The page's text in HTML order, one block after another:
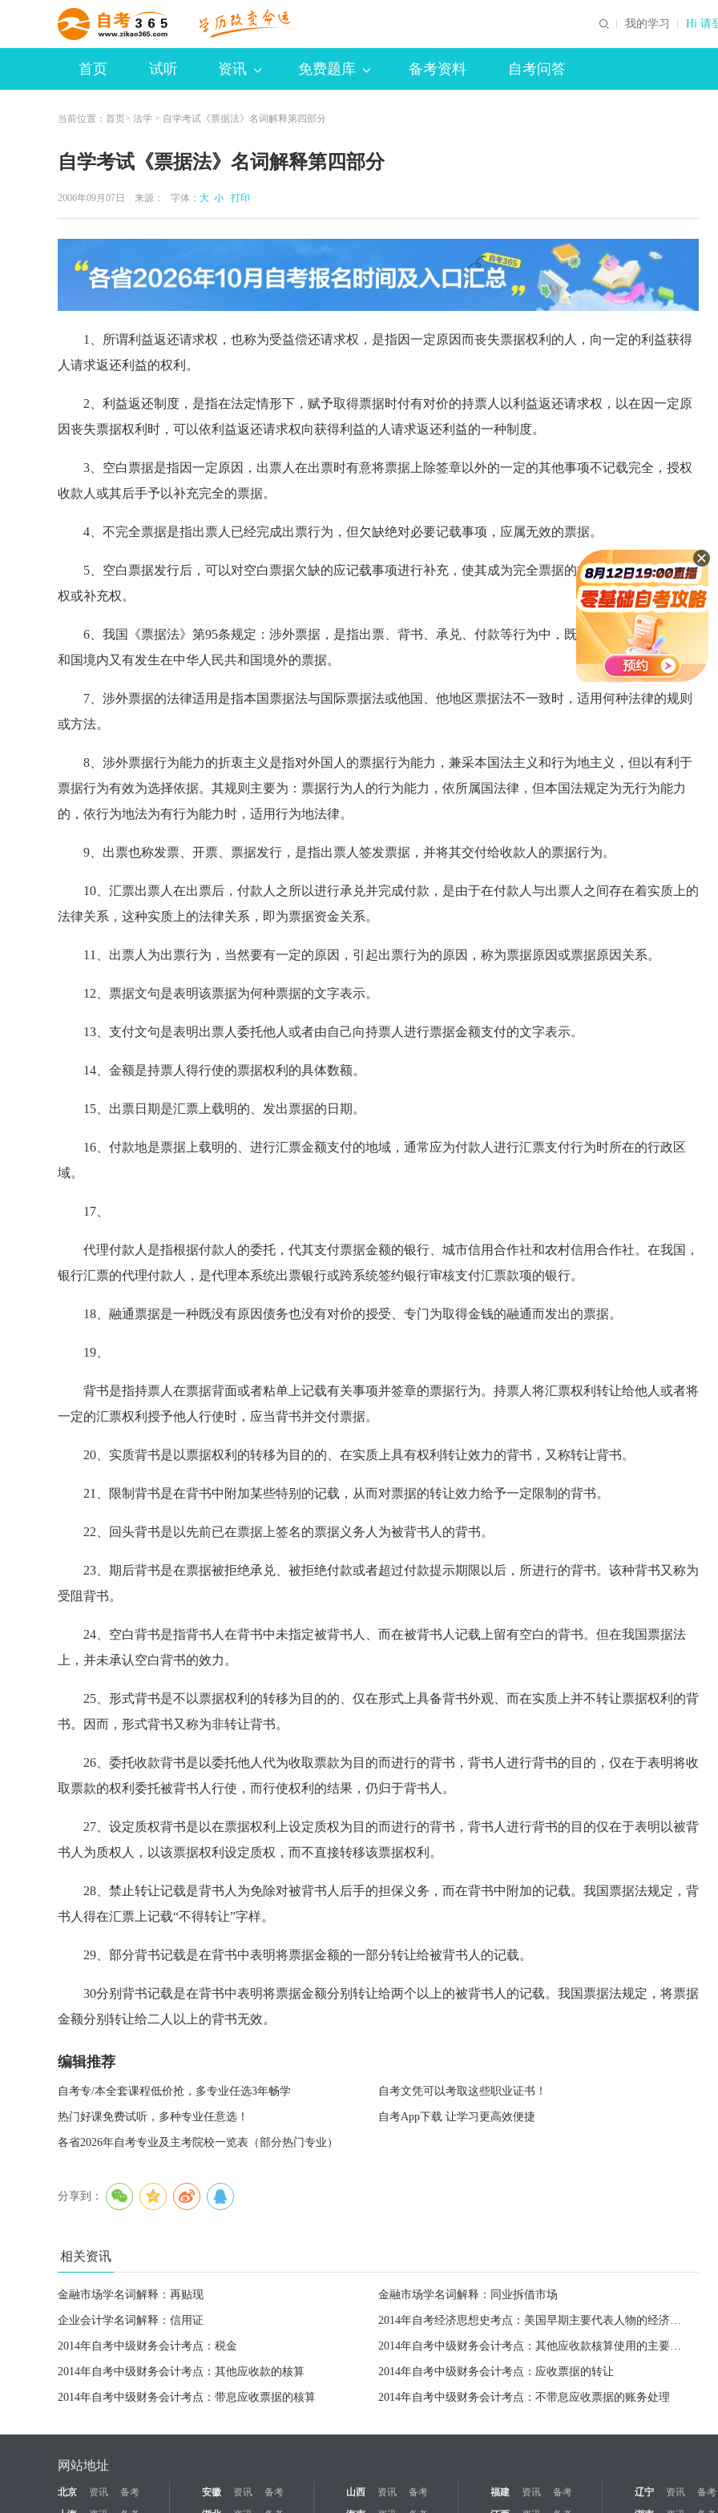
我的学习 Hi 请
首页 试听 资讯 免费题库 备考资料 自考问答
当前位置： 首页> 法学 > 自学考试《票据法》名词解释第四部分
自学考试《票据法》名词解释第四部分
2006年09月07日 来源： 字体： 大 小 打印
1、所谓利益返还请求权，也称为受益偿还请求权，是指因一定原因而丧失票据权利的人，向一定的利益获得
人请求返还利益的权利。
2、利益返还制度，是指在法定情形下，赋予取得票据时付有对价的持票人以利益返还请求权，以在因一定原
因丧失票据权利时，可以依利益返还请求权向获得利益的人请求返还利益的一种制度。
3、空白票据是指因一定原因，出票人在出票时有意将票据上除签章以外的一定的其他事项不记载完全，授权
收款人或其后手予以补充完全的票据。
4、不完全票据是指出票人已经完成出票行为，但欠缺绝对必要记载事项，应属无效的票据。
5、空白票据发行后，可以对空白票据欠缺的应记载事项进行补充，使其成为完全票据的权利，称为空白填充
权或补充权。
6、我国《票据法》第95条规定：涉外票据，是指出票、背书、承兑、付款等行为中，既有发生在中华人民共
和国境内又有发生在中华人民共和国境外的票据。
7、涉外票据的法律适用是指本国票据法与国际票据法或他国、他地区票据法不一致时，适用何种法律的规则
或方法。
8、涉外票据行为能力的折衷主义是指对外国人的票据行为能力，兼采本国法主义和行为地主义，但以有利于
票据行为有效为选择依据。其规则主要为：票据行为人的行为能力，依所属国法律，但本国法规定为无行为能力
的，依行为地法为有行为能力时，适用行为地法律。
9、出票也称发票、开票、票据发行，是指出票人签发票据，并将其交付给收款人的票据行为。
10、汇票出票人在出票后，付款人之所以进行承兑并完成付款，是由于在付款人与出票人之间存在着实质上的
法律关系，这种实质上的法律关系，即为票据资金关系。
11、出票人为出票行为，当然要有一定的原因，引起出票行为的原因，称为票据原因或票据原因关系。
12、票据文句是表明该票据为何种票据的文字表示。
13、支付文句是表明出票人委托他人或者由自己向持票人进行票据金额支付的文字表示。
14、金额是持票人得行使的票据权利的具体数额。
15、出票日期是汇票上载明的、发出票据的日期。
16、付款地是票据上载明的、进行汇票金额支付的地域，通常应为付款人进行汇票支付行为时所在的行政区
域。
17、
代理付款人是指根据付款人的委托，代其支付票据金额的银行、城市信用合作社和农村信用合作社。在我国，
银行汇票的代理付款人，是代理本系统出票银行或跨系统签约银行审核支付汇票款项的银行。
18、融通票据是一种既没有原因债务也没有对价的授受、专门为取得金钱的融通而发出的票据。
19、
背书是指持票人在票据背面或者粘单上记载有关事项并签章的票据行为。持票人将汇票权利转让给他人或者将
一定的汇票权利授予他人行使时，应当背书并交付票据。
20、实质背书是以票据权利的转移为目的的、在实质上具有权利转让效力的背书，又称转让背书。
21、限制背书是在背书中附加某些特别的记载，从而对票据的转让效力给予一定限制的背书。
22、回头背书是以先前已在票据上签名的票据义务人为被背书人的背书。
23、期后背书是在票据被拒绝承兑、被拒绝付款或者超过付款提示期限以后，所进行的背书。该种背书又称为
受阻背书。
24、空白背书是指背书人在背书中未指定被背书人、而在被背书人记载上留有空白的背书。但在我国票据法
上，并未承认空白背书的效力。
25、形式背书是不以票据权利的转移为目的的、仅在形式上具备背书外观、而在实质上并不转让票据权利的背
书。因而，形式背书又称为非转让背书。
26、委托收款背书是以委托他人代为收取票款为目的而进行的背书，背书人进行背书的目的，仅在于表明将收
取票款的权利委托被背书人行使，而行使权利的结果，仍归于背书人。
27、设定质权背书是以在票据权利上设定质权为目的而进行的背书，背书人进行背书的目的仅在于表明以被背
书人为质权人，以该票据权利设定质权，而不直接转移该票据权利。
28、禁止转让记载是背书人为免除对被背书人后手的担保义务，而在背书中附加的记载。我国票据法规定，背
书人得在汇票上记载“不得转让”字样。
29、部分背书记载是在背书中表明将票据金额的一部分转让给被背书人的记载。
30分别背书记载是在背书中表明将票据金额分别转让给两个以上的被背书人的记载。我国票据法规定，将票据
金额分别转让给二人以上的背书无效。
编辑推荐
自考专/本全套课程低价抢，多专业任选3年畅学 自考文凭可以考取这些职业证书！
热门好课免费试听，多种专业任意选！ 自考App下载 让学习更高效便捷
各省2026年自考专业及主考院校一览表（部分热门专业）
分享到：
相关资讯
金融市场学名词解释：再贴现 金融市场学名词解释：同业拆借市场
企业会计学名词解释：信用证 2014年自考经济思想史考点：美国早期主要代表人物的经济思想
2014年自考中级财务会计考点：税金 2014年自考中级财务会计考点：其他应收款核算使用的主要科目
2014年自考中级财务会计考点：其他应收款的核算 2014年自考中级财务会计考点：应收票据的转让
2014年自考中级财务会计考点：带息应收票据的核算 2014年自考中级财务会计考点：不带息应收票据的账务处理
网站地址
北京 资讯 备考 安徽 资讯 备考 山西 资讯 备考 福建 资讯 备考 辽宁 资讯
备考